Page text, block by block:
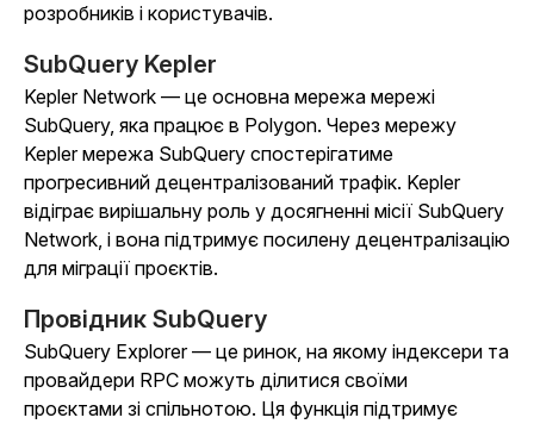
розробників і користувачів.
SubQuery Kepler
Kepler Network — це основна мережа мережі
SubQuery, яка працює в Polygon. Через мережу
Kepler мережа SubQuery спостерігатиме
прогресивний децентралізований трафік. Kepler
відіграє вирішальну роль у досягненні місії SubQuery
Network, і вона підтримує посилену децентралізацію
для міграції проєктів.
Провідник SubQuery
SubQuery Explorer — це ринок, на якому індексери та
провайдери RPC можуть ділитися своїми
проєктами зі спільнотою. Ця функція підтримує